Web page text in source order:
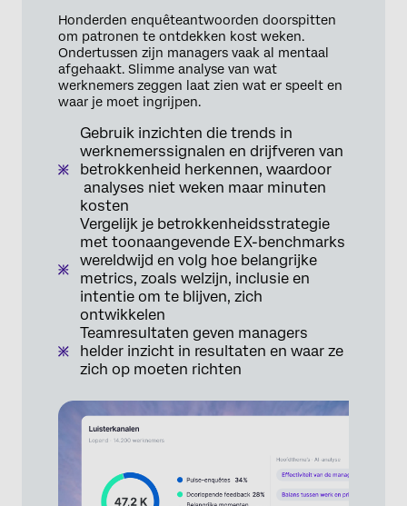
Honderden enquêteantwoorden doorspitten
om patronen te ontdekken kost weken.
Ondertussen zijn managers vaak al mentaal
afgehaakt. Slimme analyse van wat
werknemers zeggen laat zien wat er speelt en
waar je moet ingrijpen.
Gebruik inzichten die trends in
werknemerssignalen en drijfveren van
betrokkenheid herkennen, waardoor
analyses niet weken maar minuten
kosten
Vergelijk je betrokkenheidsstrategie
met toonaangevende EX-benchmarks
wereldwijd en volg hoe belangrijke
metrics, zoals welzijn, inclusie en
intentie om te blijven, zich
ontwikkelen
Teamresultaten geven managers
helder inzicht in resultaten en waar ze
zich op moeten richten